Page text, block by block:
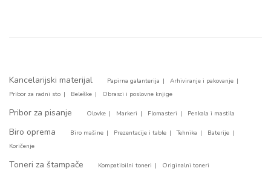
Kancelarijski materijal Papirna galanterija
Arhiviranje i pakovanje
Pribor za radni sto
Beleške Obrasci i poslovne knjige
Pribor za pisanje Olovke Markeri Flomasteri Penkala i mastila
Biro oprema Biro mašine Prezentacije i table Tehnika
Baterije
Koričenje
Toneri za štampače Kompatibilni toneri Originalni toneri